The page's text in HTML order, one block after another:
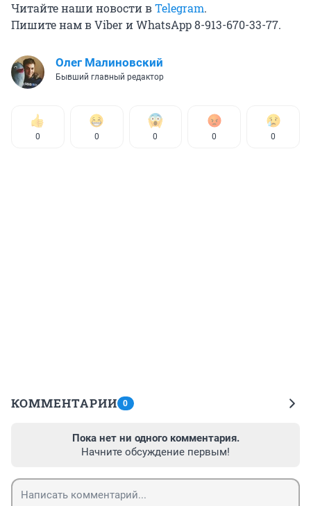
Читайте наши новости вTelegram.
Пишите нам в Viber и WhatsApp 8-913-670-33-77.
Олег Малиновский
Бывший главный редактор
0 0 0 0 0
КОММЕНТАРИИ 0
Пока нет ни одного комментария.
Начните обсуждение первым!